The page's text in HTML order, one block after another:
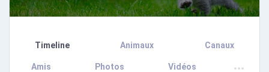
Timeline Animaux Canaux
Amis Photos Vidéos